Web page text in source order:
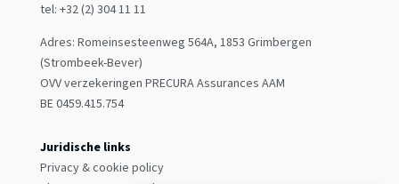
tel: +32 (2) 304 11 11
Adres: Romeinsesteenweg 564A, 1853 Grimbergen
(Strombeek-Bever)
OVV verzekeringen PRECURA Assurances AAM
BE 0459.415.754
Juridische links
Privacy & cookie policy